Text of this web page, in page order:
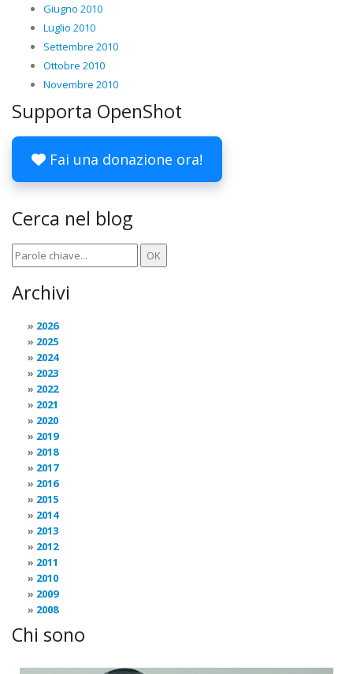
Giugno 2010
Luglio 2010
Settembre 2010
Ottobre 2010
Novembre 2010
Supporta OpenShot
Fai una donazione ora!
Cerca nel blog
Archivi
2026
2025
2024
2023
2022
2021
2020
2019
2018
2017
2016
2015
2014
2013
2012
2011
2010
2009
2008
Chi sono